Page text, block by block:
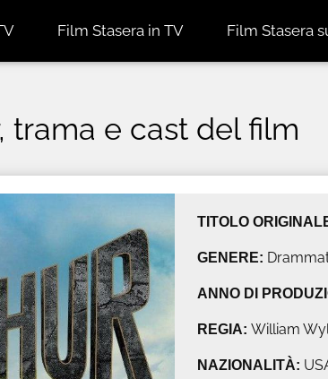
Film Stasera in TV Film Stasera
trama e cast del film
TITOLO
GENERE:
ANNO DI
REGIA:William
NAZIONALITÀ: